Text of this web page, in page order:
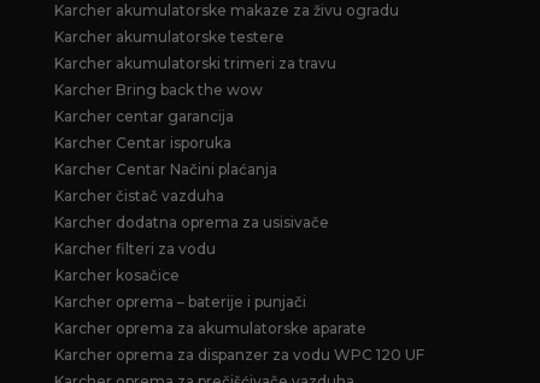
Karcher akumulatorske makaze za živu ogradu
Karcher akumulatorske testere
Karcher akumulatorski trimeri za travu
Karcher Bring back the wow
Karcher centar garancija
Karcher Centar isporuka
Karcher Centar Načini plaćanja
Karcher čistač vazduha
Karcher dodatna oprema za usisivače
Karcher filteri za vodu
Karcher kosačice
Karcher oprema – baterije i punjači
Karcher oprema za akumulatorske aparate
Karcher oprema za dispanzer za vodu WPC 120 UF